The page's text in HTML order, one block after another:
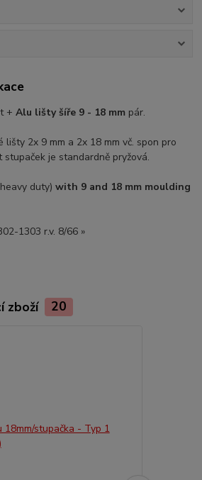
+Alu lišty šíře 9 - 18 mm pár.
lišty 2x 9 mm a 2x 18 mm vč. spon pro
stupaček je standardně pryžová.
duty)with 9 and 18 mm moulding
1303 r.v. 8/66 »
zboží 20